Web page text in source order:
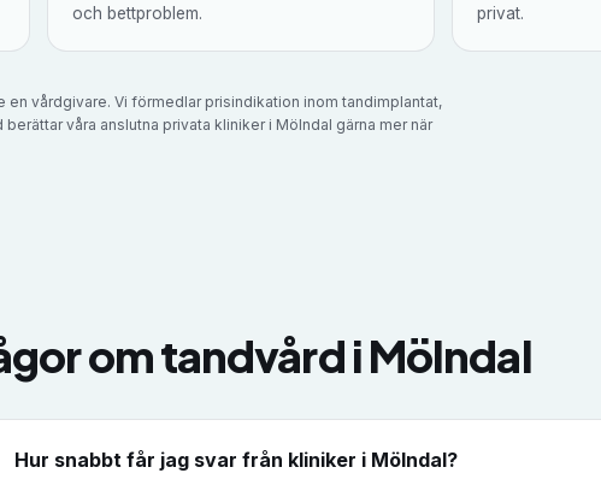
och bettproblem.
privat.
vårdgivare. Vi förmedlar prisindikation inom tandimplantat,
våra anslutna privata kliniker i Mölndal gärna mer när
om tandvård iMölndal
Hur snabbt får jag svar från kliniker i Mölndal?